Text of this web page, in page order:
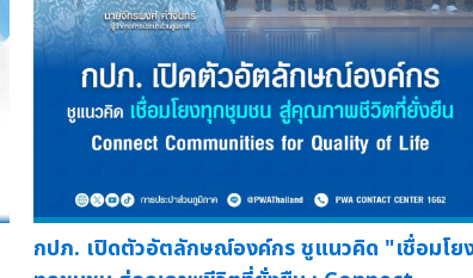
กปภ. เปิดตัวอัตลักษณ์องค์กร ชูแนวคิด "เชื่อมโย